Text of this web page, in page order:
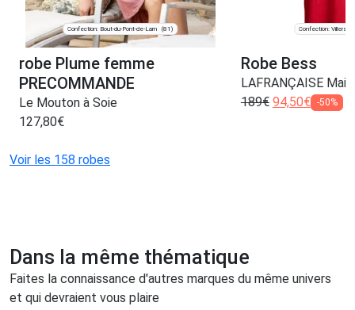
Confection: Bout-du-Pont-de-Larn (81)
robe Plume femme
PRECOMMANDE
Le Mouton à Soie
127,80€
Confection: Villers-
Robe Bess
LAFRANÇAISE
189€ 94,50€ -50%
Voir les 158 robes
Dans la même thématique
Faites la connaissance d'autres marques du même univers
et qui devraient vous plaire